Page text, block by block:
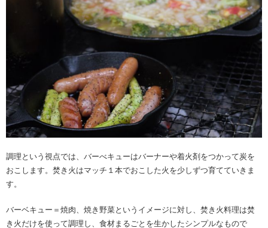
調理という視点では、バーべキューはバーナーや着火剤をつかって炭を
おこします。焚き火はマッチ１本でおこした火を少しずつ育てていきま
す。
バーベキュー＝焼肉、焼き野菜というイメージに対し、焚き火料理は焚
き火だけを使って調理し、食材まるごとを生かしたシンプルなもので